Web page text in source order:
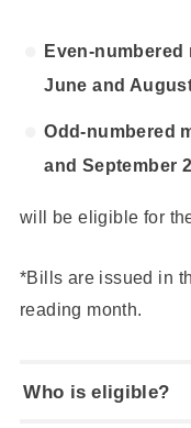
Even-numbered
June and
Odd-numbered
and September
will be eligible for
*Bills are issued in
reading month.
Who is eligible?